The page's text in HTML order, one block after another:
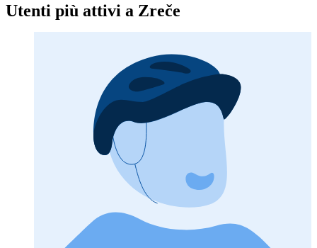
Utenti più attivi a Zreče